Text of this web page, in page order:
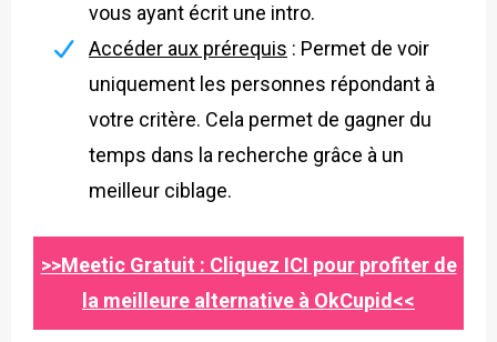
vous ayant écrit une intro.
Accéder aux prérequis : Permet de voir
uniquement les personnes répondant à
votre critère. Cela permet de gagner du
temps dans la recherche grâce à un
meilleur ciblage.
>>Meetic Gratuit : Cliquez ICI pour profiter de
la meilleure alternative à OkCupid<<